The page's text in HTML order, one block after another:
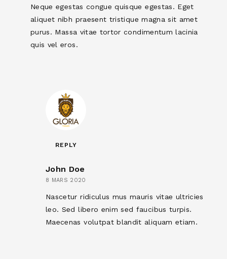
Neque egestas congue quisque egestas. Eget
aliquet nibh praesent tristique magna sit amet
purus. Massa vitae tortor condimentum lacinia
quis vel eros.
REPLY
John Doe
8 MARS 2020
Nascetur ridiculus mus mauris vitae ultricies
leo. Sed libero enim sed faucibus turpis.
Maecenas volutpat blandit aliquam etiam.